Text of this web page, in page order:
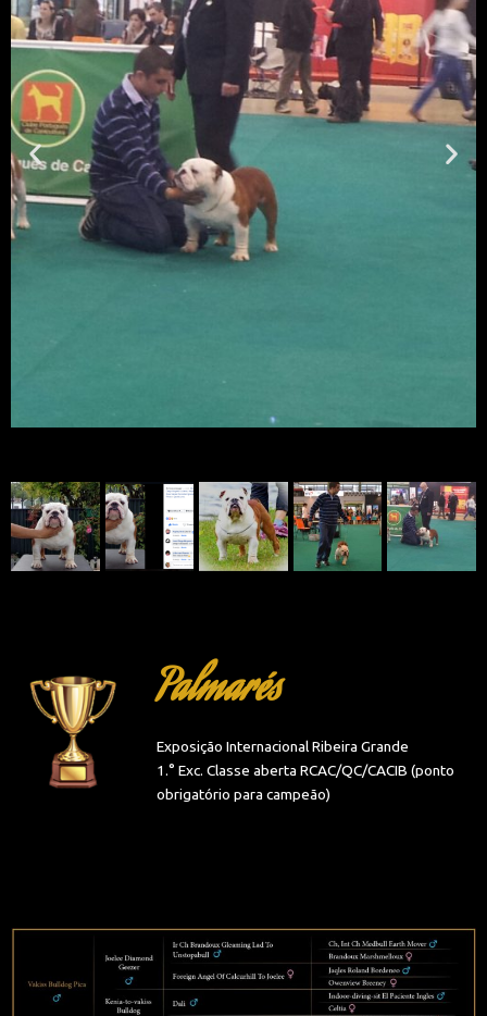
Palmarés
Exposição Internacional Ribeira Grande
1.° Exc. Classe aberta RCAC/QC/CACIB (ponto
obrigatório para campeão)